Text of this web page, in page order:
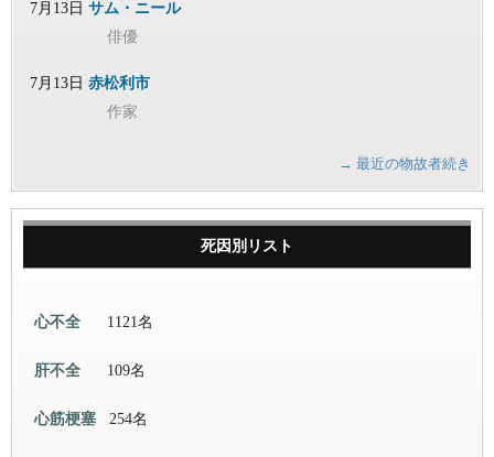
7月13日 サム・ニール
俳優
7月13日 赤松利市
作家
→ 最近の物故者続き
死因別リスト
心不全 1121名
肝不全 109名
心筋梗塞 254名